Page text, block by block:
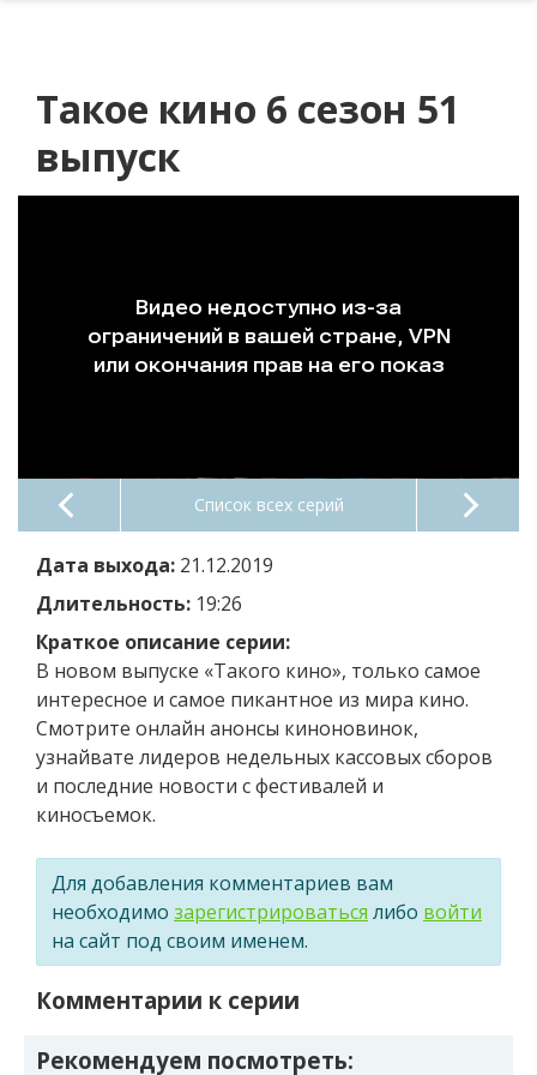
Такое кино 6 сезон 51
выпуск
Список всех серий
Дата выхода: 21.12.2019
Длительность: 19:26
Краткое описание серии:
В новом выпуске «Такого кино», только самое
интересное и самое пикантное из мира кино.
Смотрите онлайн анонсы киноновинок,
узнайвате лидеров недельных кассовых сборов
и последние новости с фестивалей и
киносъемок.
Для добавления комментариев вам
необходимо зарегистрироваться либо войти
на сайт под своим именем.
Комментарии к серии
Рекомендуем посмотреть: